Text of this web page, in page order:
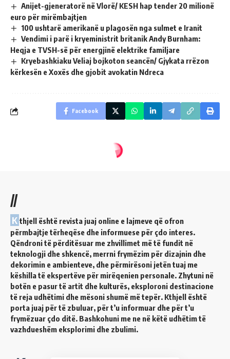
Anijet-gjeneratorë në Vlorë/ KESH hap tender 20 milionë
euro për mirëmbajtjen
100 ushtarë amerikanë u plagosën nga sulmet e Iranit
Vendimi i parë i kryeministrit britanik Andy Burnham:
Heqja e TVSH-së për energjinë elektrike familjare
Kryebashkiaku Veliaj bojkoton seancën/ Gjykata rrëzon
kërkesën e Xoxës dhe gjobit avokatin Ndreca
Facebook
//
K thjell është revista juaj online e lajmeve që ofron
përmbajtje tërheqëse dhe informuese për çdo interes.
Qëndroni të përditësuar me zhvillimet më të fundit në
teknologji dhe shkencë, merrni frymëzim për dizajnin dhe
dekorimin e ambienteve, dhe përmirësoni jetën tuaj me
këshilla të ekspertëve për mirëqenien personale. Zhytuni në
botën e pasur të artit dhe kulturës, eksploroni destinacione
të reja udhëtimi dhe mësoni shumë më tepër. Kthjell është
porta juaj për të zbuluar, për t’u informuar dhe për t’u
frymëzuar çdo ditë. Bashkohuni me ne në këtë udhëtim të
vazhdueshëm eksplorimi dhe zbulimi.